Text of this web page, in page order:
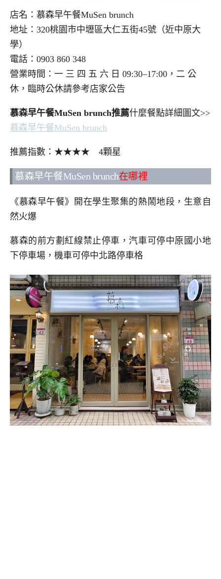
店名：慕森早午餐MuSen brunch
地址：320桃園市中壢區大仁五街45號（近中原大
學）
電話：0903 860 348
營業時間：一 三 四 五 六 日 09:30–17:00，二 公
休，臨時公休請參考店家公告
慕森早午餐MuSen brunch推薦什麼餐點詳細圖文>>
慕森早午餐MuSen brunch
推薦指數：★★★★ 4顆星
慕森早午餐MuSen brunch在哪裡
《慕森早午餐》開在學生聚集的熱鬧地段，生意自
然火爆
慕森的前方劃紅線禁止停車，汽車可停中原國小地
下停車場，機車可停中北路停車格